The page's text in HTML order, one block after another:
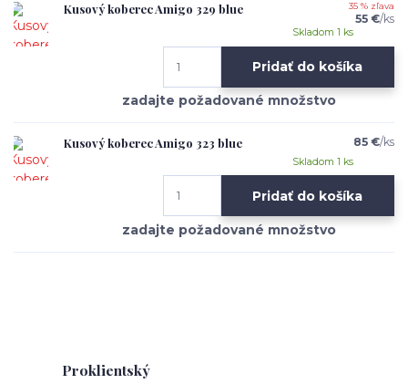
Kusový koberec Amigo 329 blue 35 % zľava
55 €/ks
Skladom 1 ks
Pridať do košíka
Kusový koberec Amigo 323 blue 85 €/ks
Skladom 1 ks
Pridať do košíka
Proklientský